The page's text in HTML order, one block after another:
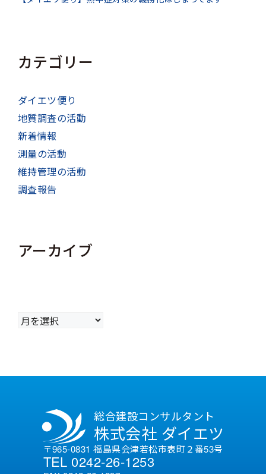
カテゴリー
ダイエツ便り
地質調査の活動
新着情報
測量の活動
維持管理の活動
調査報告
アーカイブ
ア
ー
総合建設コンサルタント
株式会社 ダイエツ
〒965-0831 福島県会津若松市表町２番53号
TEL 0242-26-1253